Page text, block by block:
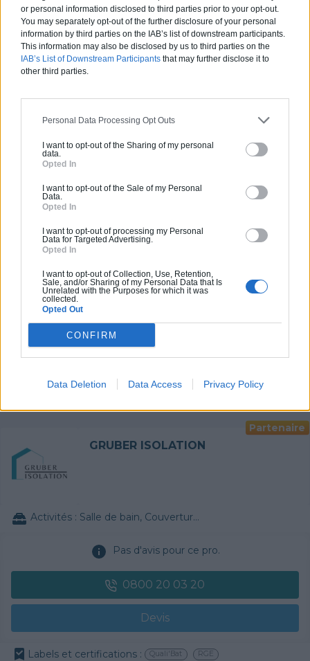
or personal information disclosed to third parties prior to your opt-out.
You may separately opt-out of the further disclosure of your personal
information by third parties on the IAB’s list of downstream participants.
This information may also be disclosed by us to third parties on the
IAB’s List of Downstream Participants that may further disclose it to
other third parties.
Personal Data Processing Opt Outs
I want to opt-out of the Sharing of my personal
data.
Opted In
I want to opt-out of the Sale of my Personal
Data.
Opted In
I want to opt-out of processing my Personal
Data for Targeted Advertising.
Opted In
I want to opt-out of Collection, Use, Retention,
Sale, and/or Sharing of my Personal Data that Is
Unrelated with the Purposes for which it was
collected.
Opted Out
CONFIRM
Data Deletion Data Access Privacy Policy
Pas d'avis pour ce pro.
0800 20 03 20
Devis
NEW BUILDING
Activités :
Pas d'avis pour ce pro.
0800 20 03 20
Devis
Labels et certifications :
Partenaire
GRUBER ISOLATION
Activités : Salle de bain, Couverture tuiles / petits éléments, Isolation thermique des murs intérieurs, Gros œuvre, Plâtre traditionnel, Chauffage Fioul, Bétons cirés
Pas d'avis pour ce pro.
0800 20 03 20
Devis
Labels et certifications : Quali'Bat RGE